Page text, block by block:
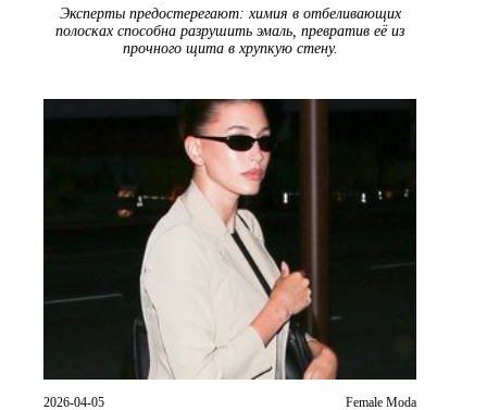
Эксперты предостерегают: химия в отбеливающих
полосках способна разрушить эмаль, превратив её из
прочного щита в хрупкую стену.
2026-04-05 Female Moda